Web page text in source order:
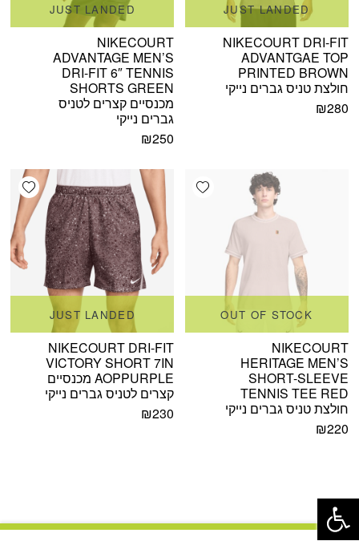
JUST LANDED
NIKECOURT DRI-FIT
ADVANTGAE TOP
PRINTED BROWN
חולצת טניס גברים נייקי
₪280
JUST LANDED
NIKECOURT
ADVANTAGE MEN’S
DRI-FIT 6″ TENNIS
SHORTS GREEN
מכנסיים קצרים לטניס
גברים נייקי
₪250
Add wishlist
OUT OF STOCK
NIKECOURT
HERITAGE MEN’S
SHORT-SLEEVE
TENNIS TEE RED
חולצת טניס גברים נייקי
₪220
JUST LANDED
NIKECOURT DRI-FIT
VICTORY SHORT 7IN
AOPPURPLE מכנסיים
קצרים לטניס גברים נייקי
₪230
פתח סרגל נגישות